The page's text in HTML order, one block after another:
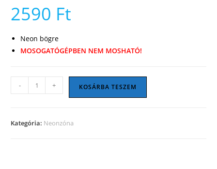
2590 Ft
Neon bögre
MOSOGATÓGÉPBEN NEM MOSHATÓ!
bögre
- + KOSÁRBA TESZEM
Kategória: Neonzóna